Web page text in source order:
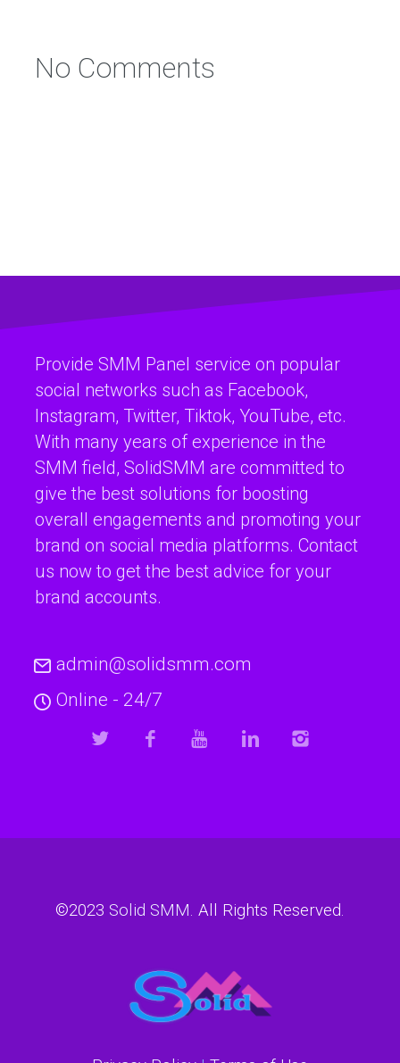
No Comments
Provide SMM Panel service on popular
social networks such as Facebook,
Instagram, Twitter, Tiktok, YouTube, etc.
With many years of experience in the
SMM field, SolidSMM are committed to
give the best solutions for boosting
overall engagements and promoting your
brand on social media platforms. Contact
us now to get the best advice for your
brand accounts.
admin@solidsmm.com
Online - 24/7
©2023 Solid SMM. All Rights Reserved.